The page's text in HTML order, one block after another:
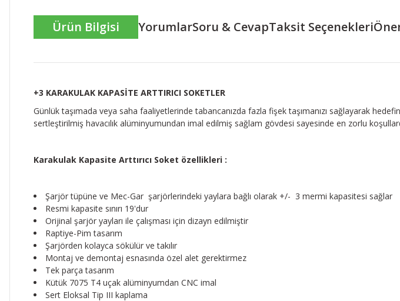
Ürün Bilgisi YorumlarSoru & CevapTaksit Seçenekleri
+3 KARAKULAK KAPASİTE ARTTIRICI SOKETLER
Günlük taşımada veya saha faaliyetlerinde tabancanızda fazla fişek taşımanızı sağlayarak
sertleştirilmiş havacılık alüminyumundan imal edilmiş sağlam gövdesi sayesinde en zorlu
Karakulak Kapasite Arttırıcı Soket özellikleri :
Şarjör tüpüne ve Mec-Gar şarjörlerindeki yaylara bağlı olarak +/- 3 mermi kapasitesi sağlar
Resmi kapasite sınırı 19'dur
Orijinal şarjör yayları ile çalışması için dizayn edilmiştir
Raptiye-Pim tasarım
Şarjörden kolayca sökülür ve takılır
Montaj ve demontaj esnasında özel alet gerektirmez
Tek parça tasarım
Kütük 7075 T4 uçak alüminyumdan CNC imal
Sert Eloksal Tip III kaplama